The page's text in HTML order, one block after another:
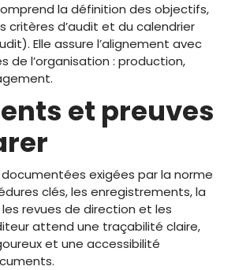
la définition des objectifs,
critères d’audit et du calendrier
Elle assure l’alignement avec
de l’organisation : production,
et preuves
exigées par la norme
clés, les enregistrements, la
revues de direction et les
attend une traçabilité claire,
et une accessibilité